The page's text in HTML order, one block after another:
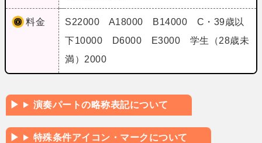
料金
S22000 A18000 B14000 C・39歳以
下10000 D6000 E3000 学生（28歳未
満）2000
演奏パートの略称表記について
特殊条件アイコン・マークについて